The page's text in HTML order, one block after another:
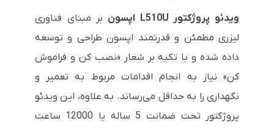
ویدئو پروژکتور L510U اپسون بر مبنای فناوری
لیزری مطمئن و قدرتمند اپسون طراحی و توسعه
داده شده و با تکیه بر شعار «نصب کن و فراموش
کن» نیاز به انجام اقدامات مربوط به تعمیر و
نگهداری را به حداقل می‌رساند. به علاوه، این ویدئو
پروژکتور تحت ضمانت 5 ساله یا 12000 ساعت